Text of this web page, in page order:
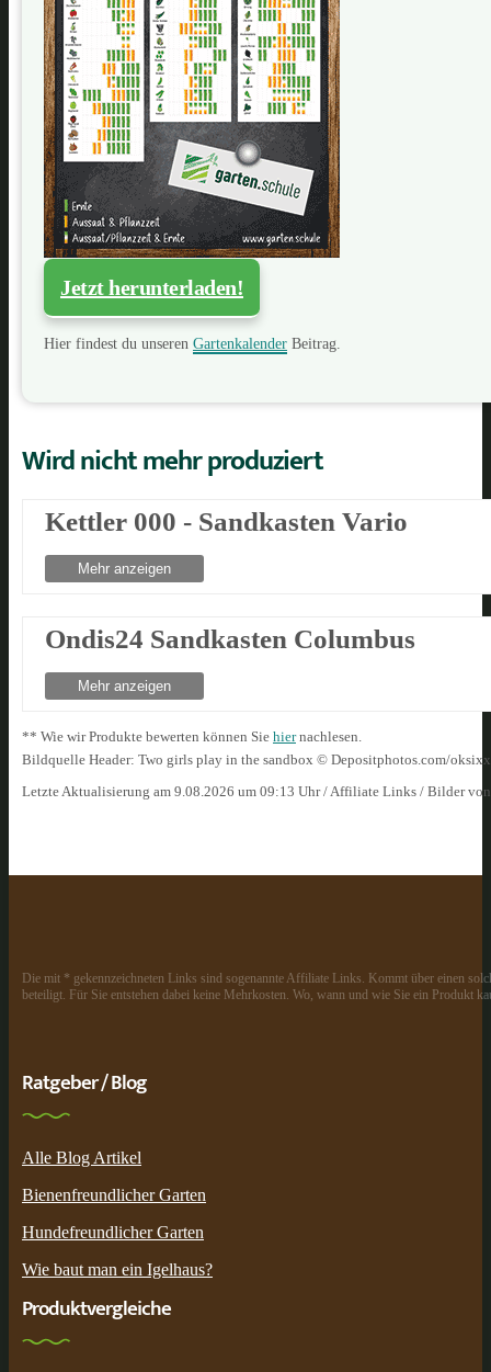
Jetzt herunterladen!
Hier findest du unseren Gartenkalender Beitrag.
Wird nicht mehr produziert
Kettler 000 - Sandkasten Vario
Mehr anzeigen
Ondis24 Sandkasten Columbus
Mehr anzeigen
** Wie wir Produkte bewerten können Sie hiernachlesen.
Bildquelle Header: Two girls play in the sandbox © Depositphotos.com/oksixx
Letzte Aktualisierung am 9.08.2026 um 09:13 Uhr / Affiliate Links / Bilder
Die mit * gekennzeichneten Links sind sogenannte Affiliate Links. Kommt über einen
beteiligt. Für Sie entstehen dabei keine Mehrkosten. Wo, wann und wie Sie ein Produkt
Ratgeber / Blog
Alle Blog Artikel
Bienenfreundlicher Garten
Hundefreundlicher Garten
Wie baut man ein Igelhaus?
Produktvergleiche